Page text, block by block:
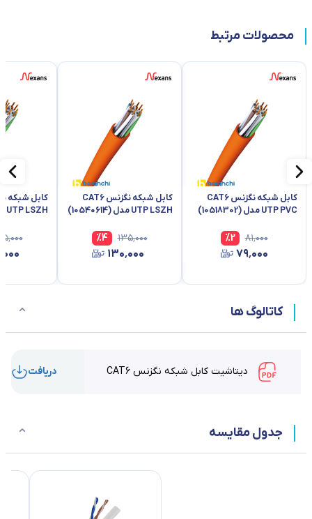
محصولات مرتبط
کابل شبکه نگزنس CAT6
UTP PVC مدل (10518302)
۸۱٬۰۰۰ %2
۷۹٬۰۰۰
کابل شبکه نگزنس CAT6
UTP LSZH مدل (10540614)
۱۳۵٬۰۰۰ %4
۱۳۰٬۰۰۰
UTP LSZH مدل (10518259)
کاتالوگ ها
دیتاشیت کابل شبکه نگزنس CAT6 دریافت
جدول مقایسه